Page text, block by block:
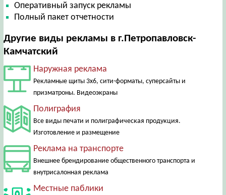
Оперативный запуск рекламы
Полный пакет отчетности
Другие виды рекламы в г.Петропавловск-
Камчатский
Наружная реклама
Рекламные щиты 3х6, сити-форматы, суперсайты и
призматроны. Видеоэкраны
Полиграфия
Все виды печати и полиграфическая продукция.
Изготовление и размещение
Реклама на транспорте
Внешнее брендирование общественного транспорта и
внутрисалонная реклама
Местные паблики